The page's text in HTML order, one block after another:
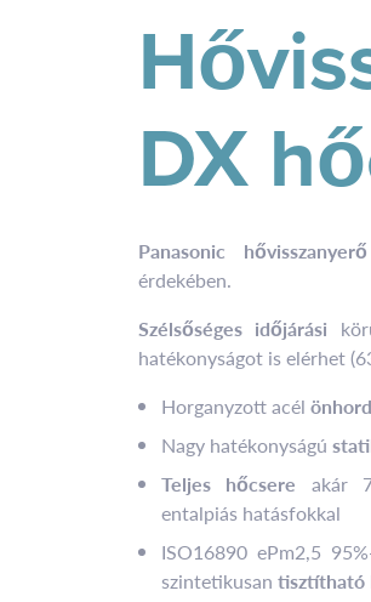
DX
Panasonic
érdekében.
Szélsőséges időjárási
hatékonyságot is elérhet
Horganyzott acél
Nagy hatékonyságú
Teljes hőcsere akár
entalpiás hatásfokkal
ISO16890 ePm2,5
szintetikusantisztítható